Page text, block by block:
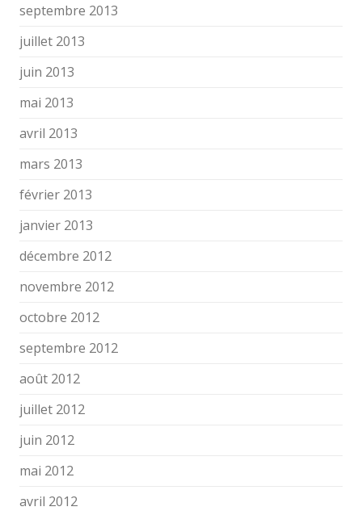
septembre 2013
juillet 2013
juin 2013
mai 2013
avril 2013
mars 2013
février 2013
janvier 2013
décembre 2012
novembre 2012
octobre 2012
septembre 2012
août 2012
juillet 2012
juin 2012
mai 2012
avril 2012